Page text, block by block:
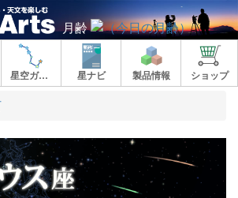
月齢
星空ガイド 星ナビ 製品情報 ショップ